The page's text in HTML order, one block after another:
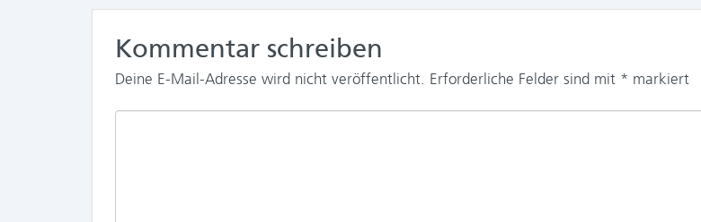
Kommentar schreiben
Deine E-Mail-Adresse wird nicht veröffentlicht. Erforderliche Felder sind mit * markiert